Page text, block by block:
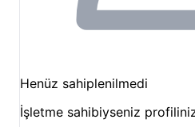
ulaşım sağlayarak doğa
bölgenin tarihi ve kültürel
Kapadokya'nın meşhur balon
konusunda da destek
Henüz sahiplenilmedi
İşletme sahibiyseniz